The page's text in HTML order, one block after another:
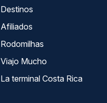
Destinos
Afiliados
Rodomilhas
Viajo Mucho
La terminal Costa Rica